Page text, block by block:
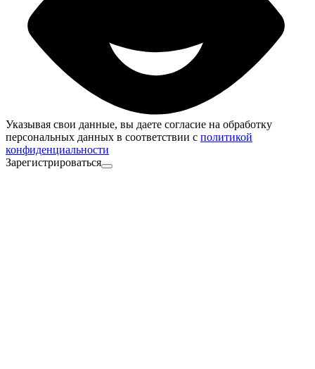
Указывая свои данные, вы даете согласие на обработку
персональных данных в соответствии с политикой
конфиденциальности
Зарегистрироваться